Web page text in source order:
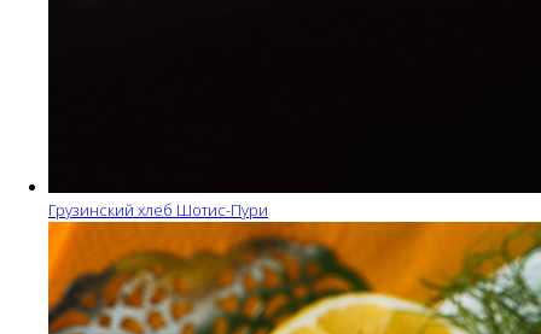
Грузинский хлеб Шотис-Пури